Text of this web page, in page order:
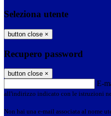
Seleziona utente
button close ×
Recupero password
button close ×
E-
all'indirizzo indicato con le istruzioni
Non hai una e-mail associata al nome